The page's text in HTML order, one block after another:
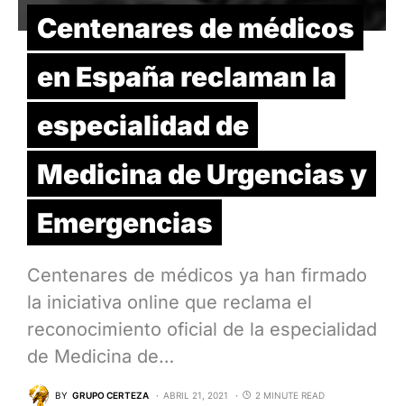
Centenares de médicos
en España reclaman la
especialidad de
Medicina de Urgencias y
Emergencias
Centenares de médicos ya han firmado
la iniciativa online que reclama el
reconocimiento oficial de la especialidad
de Medicina de…
BY GRUPO CERTEZA ABRIL 21, 2021 2 MINUTE READ